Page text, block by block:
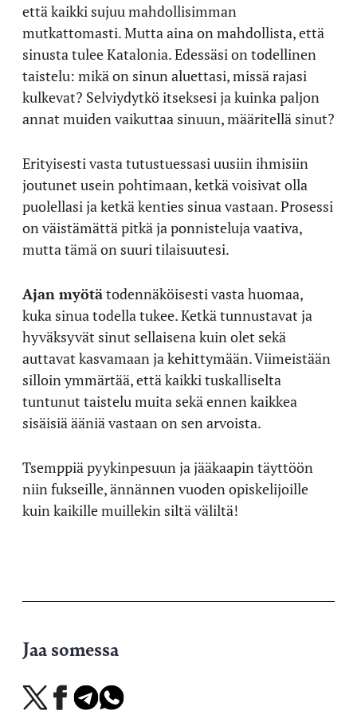
että kaikki sujuu mahdollisimman
mutkattomasti. Mutta aina on mahdollista, että
sinusta tulee Katalonia. Edessäsi on todellinen
taistelu: mikä on sinun aluettasi, missä rajasi
kulkevat? Selviydytkö itseksesi ja kuinka paljon
annat muiden vaikuttaa sinuun, määritellä sinut?
Erityisesti vasta tutustuessasi uusiin ihmisiin
joutunet usein pohtimaan, ketkä voisivat olla
puolellasi ja ketkä kenties sinua vastaan. Prosessi
on väistämättä pitkä ja ponnisteluja vaativa,
mutta tämä on suuri tilaisuutesi.
Ajan myötätodennäköisesti vasta huomaa,
kuka sinua todella tukee. Ketkä tunnustavat ja
hyväksyvät sinut sellaisena kuin olet sekä
auttavat kasvamaan ja kehittymään. Viimeistään
silloin ymmärtää, että kaikki tuskalliselta
tuntunut taistelu muita sekä ennen kaikkea
sisäisiä ääniä vastaan on sen arvoista.
Tsemppiä pyykinpesuun ja jääkaapin täyttöön
niin fukseille, ännännen vuoden opiskelijoille
kuin kaikille muillekin siltä väliltä!
Jaa somessa
Jaa
X-
Jaa
Facebookissa
Jaa
Telegramissa
Jaa
WhatsAppissa